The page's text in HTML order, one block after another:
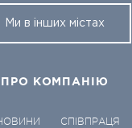
Ми в інших містах
ПРО КОМПАНІЮ
СПІВПРАЦЯ